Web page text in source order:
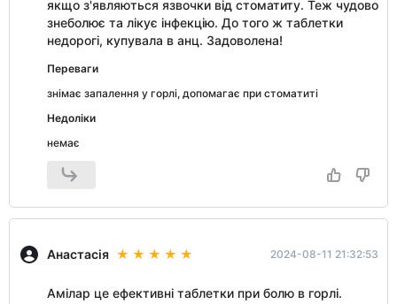
якщо з'являються язвочки від стоматиту. Теж чудово
знеболює та лікує інфекцію. До того ж таблетки
недорогі, купувала в анц. Задоволена!
Переваги
знімає запалення у горлі, допомагає при стоматиті
Недоліки
немає
Анастасія 2024-08-11 21:32:53
Амілар це ефективні таблетки при болю в горлі.